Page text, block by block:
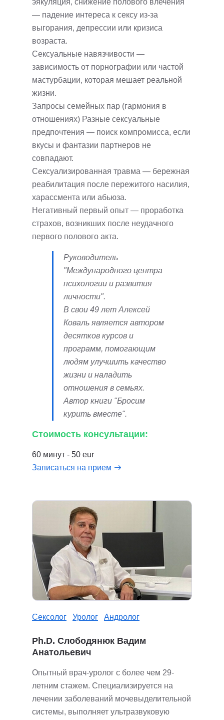
эякуляция, cнижение полового влечения
— падение интереса к сексу из-за
выгорания, депрессии или кризиса
возраста.
Сексуальные навязчивости —
зависимость от порнографии или частой
мастурбации, которая мешает реальной
жизни.
Запросы семейных пар (гармония в
отношениях) Разные сексуальные
предпочтения — поиск компромисса, если
вкусы и фантазии партнеров не
совпадают.
Сексуализированная травма — бережная
реабилитация после пережитого насилия,
харассмента или абьюза.
Негативный первый опыт — проработка
страхов, возникших после неудачного
первого полового акта.
Руководитель
"Международного центра
психологии и развития
личности".
В свои 49 лет Алексей
Коваль является автором
десятков курсов и
программ, помогающим
людям улучшить качество
жизни и наладить
отношения в семьях.
Автор книги "Бросим
курить вместе".
Стоимость консультации:
60 минут - 50 eur
Записаться на прием
Сексолог Уролог Андролог
Ph.D. Слободянюк Вадим
Анатольевич
Опытный врач-уролог с более чем 29-
летним стажем. Специализируется на
лечении заболеваний мочевыделительной
системы, выполняет ультразвуковую